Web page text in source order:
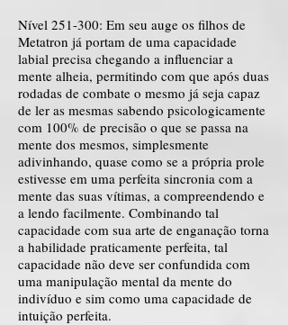
Nível 251-300: Em seu auge os filhos de
Metatron já portam de uma capacidade
labial precisa chegando a influenciar a
mente alheia, permitindo com que após duas
rodadas de combate o mesmo já seja capaz
de ler as mesmas sabendo psicologicamente
com 100% de precisão o que se passa na
mente dos mesmos, simplesmente
adivinhando, quase como se a própria prole
estivesse em uma perfeita sincronia com a
mente das suas vítimas, a compreendendo e
a lendo facilmente. Combinando tal
capacidade com sua arte de enganação torna
a habilidade praticamente perfeita, tal
capacidade não deve ser confundida com
uma manipulação mental da mente do
indivíduo e sim como uma capacidade de
intuição perfeita.